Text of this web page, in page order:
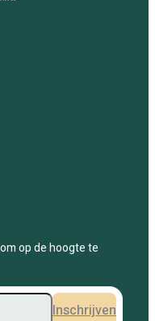
op de hoogte te
Inschrijven